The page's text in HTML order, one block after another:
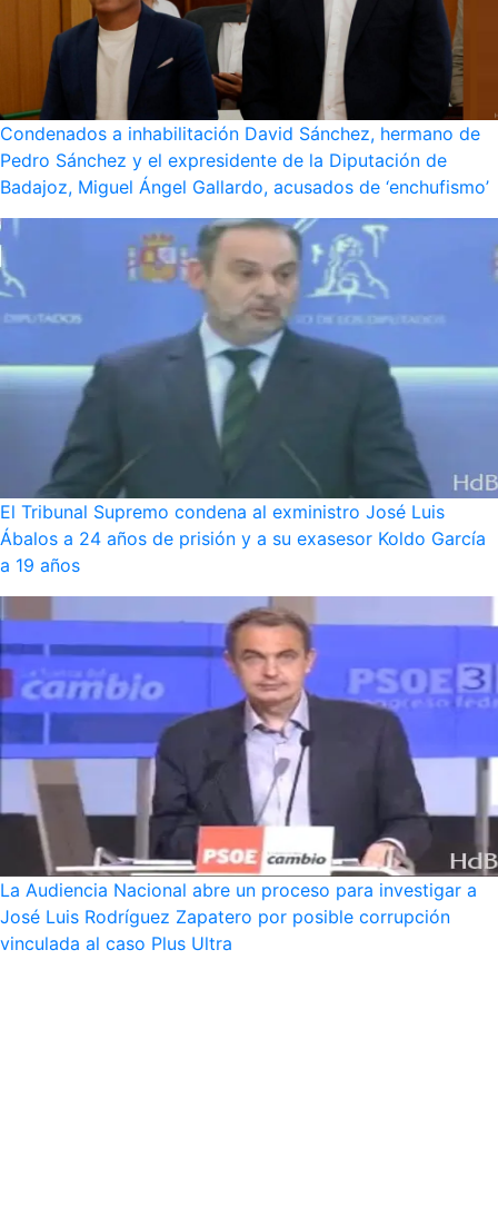
Condenados a inhabilitación David Sánchez, hermano de
Pedro Sánchez y el expresidente de la Diputación de
Badajoz, Miguel Ángel Gallardo, acusados de ‘enchufismo’
El Tribunal Supremo condena al exministro José Luis
Ábalos a 24 años de prisión y a su exasesor Koldo García
a 19 años
La Audiencia Nacional abre un proceso para investigar a
José Luis Rodríguez Zapatero por posible corrupción
vinculada al caso Plus Ultra